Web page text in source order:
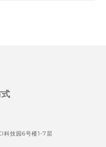
科技园6号楼1-7层